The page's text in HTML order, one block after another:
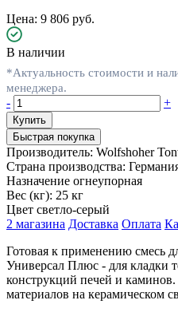
Цена: 9 806 руб.
В наличии
*Актуальность стоимости и
менеджера.
-
+
Быстрая покупка
Производитель: Wolfshoher
Страна производства:
Назначение огнеупорная
Вес (кг): 25 кг
Цвет светло-серый
2 магазина Доставка Оплата
Готовая к применению смесь
Универсал Плюс - для кладки
конструкций печей и
материалов на керамическом